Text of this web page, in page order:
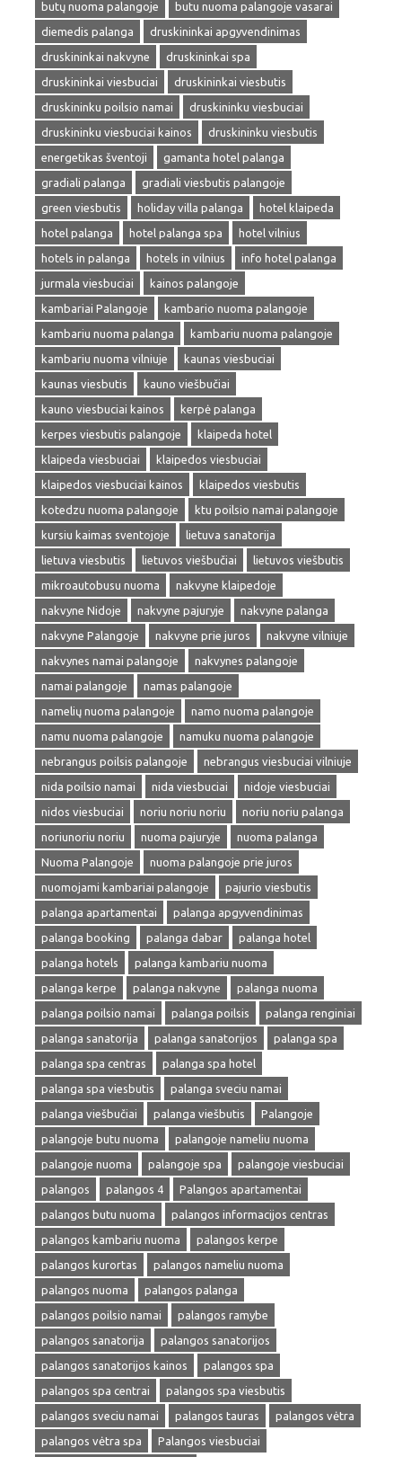
butų nuoma palangoje
butu nuoma palangoje vasarai
diemedis palanga
druskininkai apgyvendinimas
druskininkai nakvyne
druskininkai spa
druskininkai viesbuciai
druskininkai viesbutis
druskininku poilsio namai
druskininku viesbuciai
druskininku viesbuciai kainos
druskininku viesbutis
energetikas šventoji
gamanta hotel palanga
gradiali palanga
gradiali viesbutis palangoje
green viesbutis
holiday villa palanga
hotel klaipeda
hotel palanga
hotel palanga spa
hotel vilnius
hotels in palanga
hotels in vilnius
info hotel palanga
jurmala viesbuciai
kainos palangoje
kambariai Palangoje
kambario nuoma palangoje
kambariu nuoma palanga
kambariu nuoma palangoje
kambariu nuoma vilniuje
kaunas viesbuciai
kaunas viesbutis
kauno viešbučiai
kauno viesbuciai kainos
kerpė palanga
kerpes viesbutis palangoje
klaipeda hotel
klaipeda viesbuciai
klaipedos viesbuciai
klaipedos viesbuciai kainos
klaipedos viesbutis
kotedzu nuoma palangoje
ktu poilsio namai palangoje
kursiu kaimas sventojoje
lietuva sanatorija
lietuva viesbutis
lietuvos viešbučiai
lietuvos viešbutis
mikroautobusu nuoma
nakvyne klaipedoje
nakvyne Nidoje
nakvyne pajuryje
nakvyne palanga
nakvyne Palangoje
nakvyne prie juros
nakvyne vilniuje
nakvynes namai palangoje
nakvynes palangoje
namai palangoje
namas palangoje
namelių nuoma palangoje
namo nuoma palangoje
namu nuoma palangoje
namuku nuoma palangoje
nebrangus poilsis palangoje
nebrangus viesbuciai vilniuje
nida poilsio namai
nida viesbuciai
nidoje viesbuciai
nidos viesbuciai
noriu noriu noriu
noriu noriu palanga
noriunoriu noriu
nuoma pajuryje
nuoma palanga
Nuoma Palangoje
nuoma palangoje prie juros
nuomojami kambariai palangoje
pajurio viesbutis
palanga apartamentai
palanga apgyvendinimas
palanga booking
palanga dabar
palanga hotel
palanga hotels
palanga kambariu nuoma
palanga kerpe
palanga nakvyne
palanga nuoma
palanga poilsio namai
palanga poilsis
palanga renginiai
palanga sanatorija
palanga sanatorijos
palanga spa
palanga spa centras
palanga spa hotel
palanga spa viesbutis
palanga sveciu namai
palanga viešbučiai
palanga viešbutis
Palangoje
palangoje butu nuoma
palangoje nameliu nuoma
palangoje nuoma
palangoje spa
palangoje viesbuciai
palangos
palangos 4
Palangos apartamentai
palangos butu nuoma
palangos informacijos centras
palangos kambariu nuoma
palangos kerpe
palangos kurortas
palangos nameliu nuoma
palangos nuoma
palangos palanga
palangos poilsio namai
palangos ramybe
palangos sanatorija
palangos sanatorijos
palangos sanatorijos kainos
palangos spa
palangos spa centrai
palangos spa viesbutis
palangos sveciu namai
palangos tauras
palangos vėtra
palangos vėtra spa
Palangos viesbuciai